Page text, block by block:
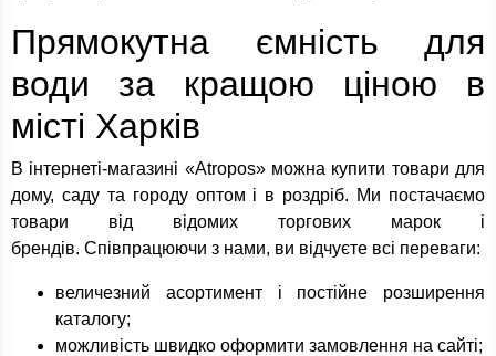
Прямокутна ємність для
води за кращою ціною в
місті Харків
В інтернеті-магазині «Atropos» можна купити товари для
дому, саду та городу оптом і в роздріб. Ми постачаємо
товари від відомих торгових марок і
брендів. Співпрацюючи з нами, ви відчуєте всі переваги:
величезний асортимент і постійне розширення
каталогу;
можливість швидко оформити замовлення на сайті;